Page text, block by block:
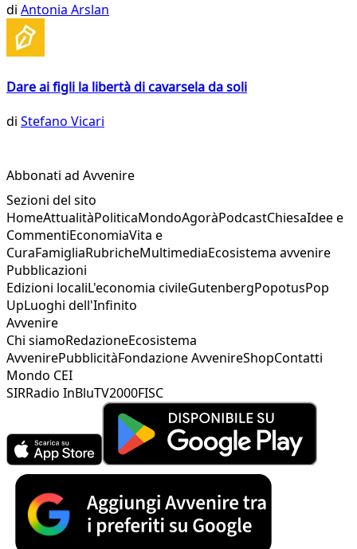
di Antonia Arslan
Dare ai figli la libertà di cavarsela da soli
di Stefano Vicari
Abbonati ad Avvenire
Sezioni del sito
HomeAttualitàPoliticaMondoAgoràPodcastChiesaIdee e
CommentiEconomiaVita e
CuraFamigliaRubricheMultimediaEcosistema avvenire
Pubblicazioni
Edizioni localiL'economia civileGutenbergPopotusPop
UpLuoghi dell'Infinito
Avvenire
Chi siamoRedazioneEcosistema
AvvenirePubblicitàFondazione AvvenireShopContatti
Mondo CEI
SIRRadio InBluTV2000FISC